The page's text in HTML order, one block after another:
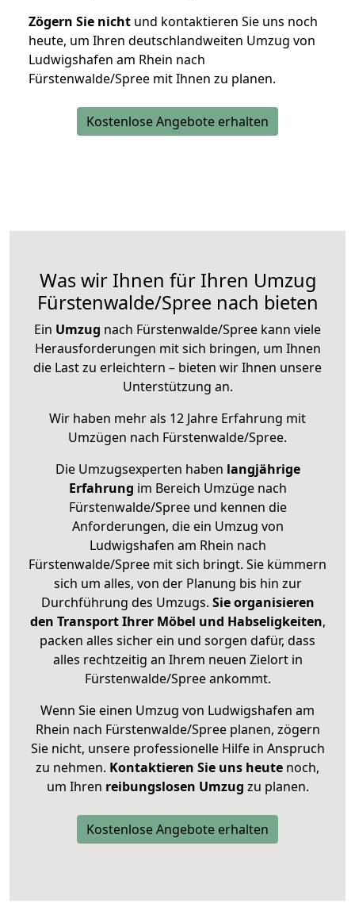
Zögern Sie nicht und kontaktieren Sie uns noch
heute, um Ihren deutschlandweiten Umzug von
Ludwigshafen am Rhein nach
Fürstenwalde/Spree mit Ihnen zu planen.
Kostenlose Angebote erhalten
Was wir Ihnen für Ihren Umzug
Fürstenwalde/Spree nach bieten
Ein Umzug nach Fürstenwalde/Spree kann viele
Herausforderungen mit sich bringen, um Ihnen
die Last zu erleichtern – bieten wir Ihnen unsere
Unterstützung an.
Wir haben mehr als 12 Jahre Erfahrung mit
Umzügen nach Fürstenwalde/Spree.
Die Umzugsexperten haben langjährige
Erfahrung im Bereich Umzüge nach
Fürstenwalde/Spree und kennen die
Anforderungen, die ein Umzug von
Ludwigshafen am Rhein nach
Fürstenwalde/Spree mit sich bringt. Sie kümmern
sich um alles, von der Planung bis hin zur
Durchführung des Umzugs. Sie organisieren
den Transport Ihrer Möbel und Habseligkeiten,
packen alles sicher ein und sorgen dafür, dass
alles rechtzeitig an Ihrem neuen Zielort in
Fürstenwalde/Spree ankommt.
Wenn Sie einen Umzug von Ludwigshafen am
Rhein nach Fürstenwalde/Spree planen, zögern
Sie nicht, unsere professionelle Hilfe in Anspruch
zu nehmen. Kontaktieren Sie uns heute noch,
um Ihren reibungslosen Umzug zu planen.
Kostenlose Angebote erhalten